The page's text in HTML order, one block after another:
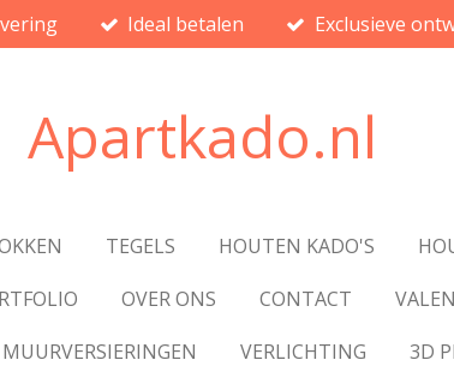
Ideal betalen Exclusieve
Apartkado.nl
TEGELS HOUTEN KADO'S
OVER ONS CONTACT
MUURVERSIERINGEN VERLICHTING 3D